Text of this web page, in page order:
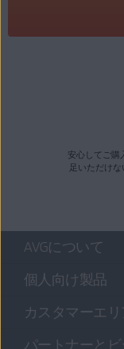
安心してご購
足いただけ
AVGについて
個人向け製品
カスタマーエリ
パートナーとビ